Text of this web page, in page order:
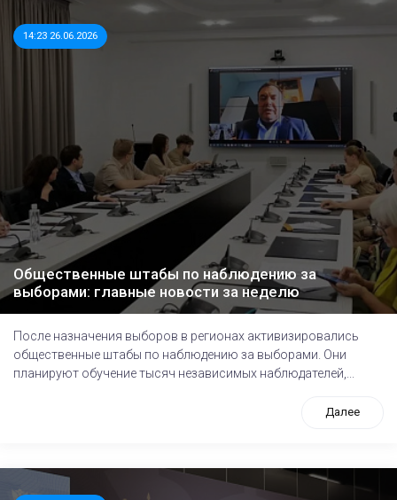
14:23 26.06.2026
Общественные штабы по наблюдению за
выборами: главные новости за неделю
После назначения выборов в регионах активизировались
общественные штабы по наблюдению за выборами. Они
планируют обучение тысяч независимых наблюдателей,...
Далее